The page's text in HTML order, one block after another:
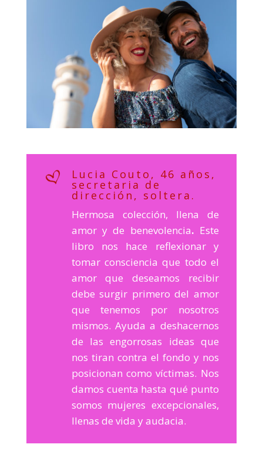
Lucia Couto, 46 años,
secretaria de
dirección, soltera.
Hermosa colección, llena de
amor y de benevolencia. Este
libro nos hace reflexionar y
tomar consciencia que todo el
amor que deseamos recibir
debe surgir primero del amor
que tenemos por nosotros
mismos. Ayuda a deshacernos
de las engorrosas ideas que
nos tiran contra el fondo y nos
posicionan como víctimas. Nos
damos cuenta hasta qué punto
somos mujeres excepcionales,
llenas de vida y audacia.